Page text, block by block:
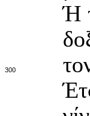
Ή
300